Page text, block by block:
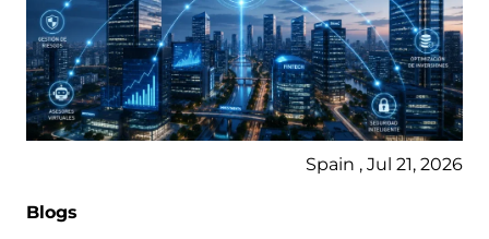
Spain , Jul 21, 2026
Blogs